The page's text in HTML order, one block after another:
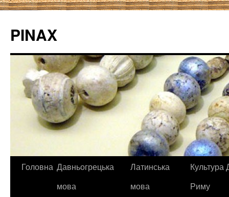
PINAX
Головна Давньогрецька
мова
Латинська
мова
Культура
Риму